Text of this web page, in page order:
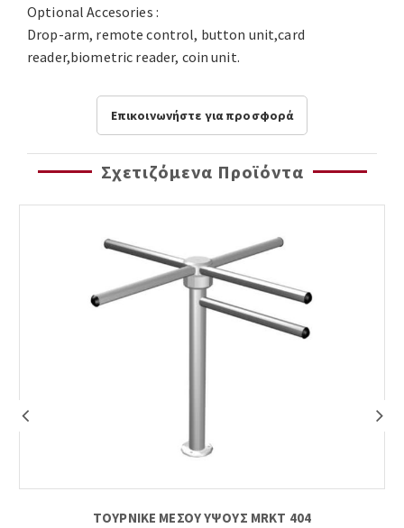
Optional Accesories :
Drop-arm, remote control, button unit,card
reader,biometric reader, coin unit.
Επικοινωνήστε για προσφορά
Σχετιζόμενα Προϊόντα
ΤΟΥΡΝΙΚΕ ΜΕΣΟΥ ΥΨΟΥΣ MRKT 404